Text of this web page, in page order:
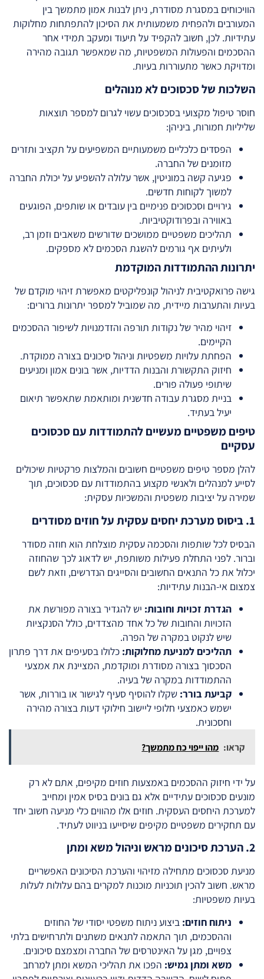
הוויכוחים במסגרת מסודרת, ניתן לבנות אמון מתמשך בין
המעורבים ולהפחית משמעותית את הסיכון להתפתחות מחלוקות
עתידיות. לכן, חשוב להקפיד על תיעוד ומעקב תמידי אחר
ההסכמים והפעולות המשפטיות, מה שמאפשר תגובה מהירה
ומדויקת כאשר מתעוררות בעיות.
השלכות של סכסוכים לא מנוהלים
חוסר טיפול מקצועי בסכסוכים עשוי לגרום למספר תוצאות
שליליות חמורות, ביניהן:
הפסדים כלכליים משמעותיים המשפיעים על תקציב ותזרים
מזומנים של החברה.
פגיעה קשה במוניטין, אשר עלולה להשפיע על יכולת החברה
למשוך לקוחות חדשים.
גירויים וסכסוכים פנימיים בין עובדים או שותפים, הפוגעים
באווירה ובפרודוקטיביות.
תהליכים משפטיים ממושכים שדורשים משאבים וזמן רב,
ולעיתים אף גורמים להשגת הסכמים לא מספקים.
יתרונות ההתמודדות המוקדמת
גישה פרואקטיבית לניהול קונפליקטים מאפשרת זיהוי מוקדם של
בעיות והתערבות מיידית, מה שמוביל למספר יתרונות ברורים:
זיהוי מהיר של נקודות תורפה והזדמנויות לשיפור ההסכמים
הקיימים.
הפחתת עלויות משפטיות וניהול סיכונים בצורה ממוקדת.
חיזוק התקשורת והבנות הדדיות, אשר בונים אמון ומניעים
שיתופי פעולה פורים.
בניית מסגרת עבודה חדשנית ומותאמת שתאפשר תיאום
יעיל בעתיד.
טיפים משפטיים מעשיים להתמודדות עם סכסוכים
עסקיים
להלן מספר טיפים משפטיים חשובים והמלצות פרקטיות שיכולים
לסייע למנהלים ולאנשי מקצוע בהתמודדות עם סכסוכים, תוך
שמירה על יציבות משפטית והמשכיות עסקית:
1. ביסוס מערכת יחסים עסקית על חוזים מסודרים
הבסיס לכל שותפות והסכמה עסקית מוצלחת הוא חוזה מסודר
וברור. לפני התחלת פעילות משותפת, יש לדאוג לכך שהחוזה
יכלול את כל התנאים החשובים והסייגים הנדרשים, וזאת לשם
צמצום אי-הבנות עתידיות:
הגדרת זכויות וחובות: יש להגדיר בצורה מפורשת את
הזכויות והחובות של כל אחד מהצדדים, כולל הסנקציות
שיש לנקוט במקרה של הפרה.
תהליכים למניעת מחלוקות: כלולו בסעיפים את דרך פתרון
הסכסוך בצורה מסודרת ומוקדמת, המציינת את אמצעי
ההתמודדות במקרה של בעיה.
קביעת בורר: שקלו להוסיף סעיף לגישור או בוררות, אשר
ישמש כאמצעי חלופי ליישוב חילוקי דעות בצורה מהירה
וחסכונית.
קראו: מהו ייפוי כח מתמשך?
על ידי חיזוק ההסכמים באמצעות חוזים מקיפים, אתם לא רק
מונעים סכסוכים עתידיים אלא גם בונים בסיס אמין ומחייב
למערכת היחסים העסקית. חוזים אלו מהווים כלי מניעה חשוב יחד
עם תחקירים משפטיים מקיפים שיסייעו בניווט לעתיד.
2. הערכת סיכונים מראש וניהול משא ומתן
מניעת סכסוכים מתחילה מזיהוי והערכת הסיכונים האפשריים
מראש. חשוב להכין תוכניות מוכנות למקרים בהם עלולות לעלות
בעיות משפטיות:
ניתוח חוזים: ביצוע ניתוח משפטי יסודי של החוזים
וההסכמים, תוך התאמה לתנאים משתנים ולתרחישים בלתי
צפויים, מגן על האינטרסים של החברה ומצמצם סיכונים.
משא ומתן גמיש: הפכו את תהליכי המשא ומתן למרחב